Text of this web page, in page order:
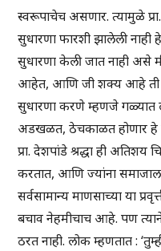
स्वरूपाचेच असणार. त्यामुळे
सुधारणा फारशी झालेली नाही
सुधारणा केली जात नाही असे
आहेत, आणि जी शक्य आहे ती
सुधारणा करणे म्हणजे गळ्यात
अडखळत, ठेचकाळत होणार हे
प्रा. देशपांडे श्रद्धा ही अतिशय
करतात, आणि ज्यांना
सर्वसामान्य माणसाच्या या
बचाव नेहमीचाच आहे. पण
ठरत नाही. लोक म्हणतात :